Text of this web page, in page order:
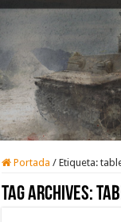
Portada / Etiqueta:
Tag Archives: